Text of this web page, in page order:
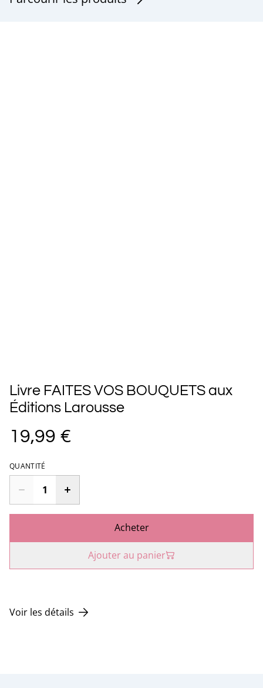
Livre FAITES VOS BOUQUETS aux
Éditions Larousse
19,99 €
QUANTITÉ
Acheter
Ajouter au panier
Voir les détails